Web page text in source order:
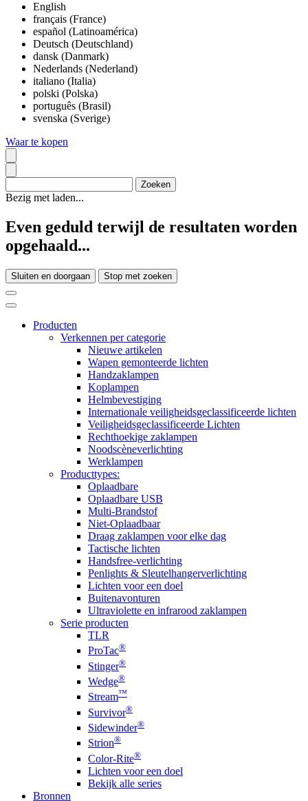
English
français (France)
español (Latinoamérica)
Deutsch (Deutschland)
dansk (Danmark)
Nederlands (Nederland)
italiano (Italia)
polski (Polska)
português (Brasil)
svenska (Sverige)
Waar te kopen
Bezig met laden...
Even geduld terwijl de resultaten worden
opgehaald...
Sluiten en doorgaan Stop met zoeken
Producten
Verkennen per categorie
Nieuwe artikelen
Wapen gemonteerde lichten
Handzaklampen
Koplampen
Helmbevestiging
Internationale veiligheidsgeclassificeerde lichten
Veiligheidsgeclassificeerde Lichten
Rechthoekige zaklampen
Noodscèneverlichting
Werklampen
Producttypes:
Oplaadbare
Oplaadbare USB
Multi-Brandstof
Niet-Oplaadbaar
Draag zaklampen voor elke dag
Tactische lichten
Handsfree-verlichting
Penlights & Sleutelhangerverlichting
Lichten voor een doel
Buitenavonturen
Ultraviolette en infrarood zaklampen
Serie producten
TLR
ProTac®
Stinger®
Wedge®
Stream™
Survivor®
Sidewinder®
Strion®
Color-Rite®
Lichten voor een doel
Bekijk alle series
Bronnen